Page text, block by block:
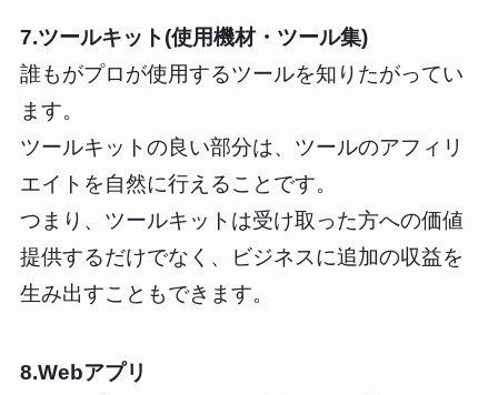
7.ツールキット(使用機材・ツール集)
誰もがプロが使用するツールを知りたがってい
ます。
ツールキットの良い部分は、ツールのアフィリ
エイトを自然に行えることです。
つまり、ツールキットは受け取った方への価値
提供するだけでなく、ビジネスに追加の収益を
生み出すこともできます。
8.Webアプリ